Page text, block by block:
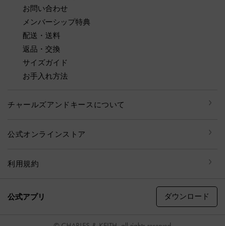
お問い合わせ
メンバーシップ特典
配送・送料
返品・交換
サイズガイド
お手入れ方法
チャールズアンドキースについて
公式オンラインストア
利用規約
公式アプリ ダウンロード